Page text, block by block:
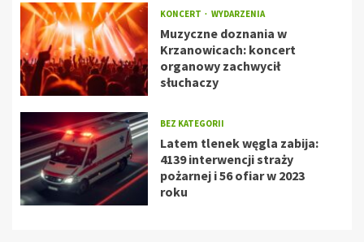
KONCERT WYDARZENIA
Muzyczne doznania w
Krzanowicach: koncert
organowy zachwycił
słuchaczy
BEZ KATEGORII
Latem tlenek węgla zabija:
4139 interwencji straży
pożarnej i 56 ofiar w 2023
roku